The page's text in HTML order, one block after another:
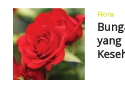
Flora
yang